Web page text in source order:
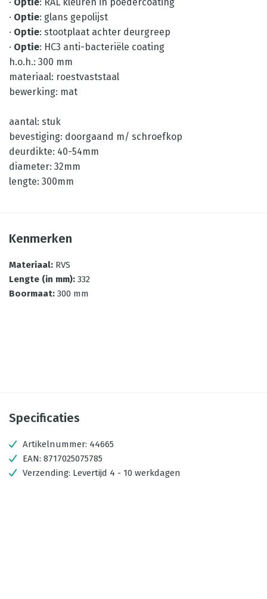
· Optie: glans gepolijst
· Optie: stootplaat achter deurgreep
· Optie: HC3 anti-bacteriële coating
h.o.h.: 300 mm
materiaal: roestvaststaal
bewerking: mat
aantal: stuk
bevestiging: doorgaand m/ schroefkop
deurdikte: 40-54mm
diameter: 32mm
lengte: 300mm
Kenmerken
Materiaal: RVS
Lengte (in mm): 332
Boormaat: 300 mm
Specificaties
Artikelnummer: 44665
EAN: 8717025075785
Verzending: Levertijd 4 - 10 werkdagen